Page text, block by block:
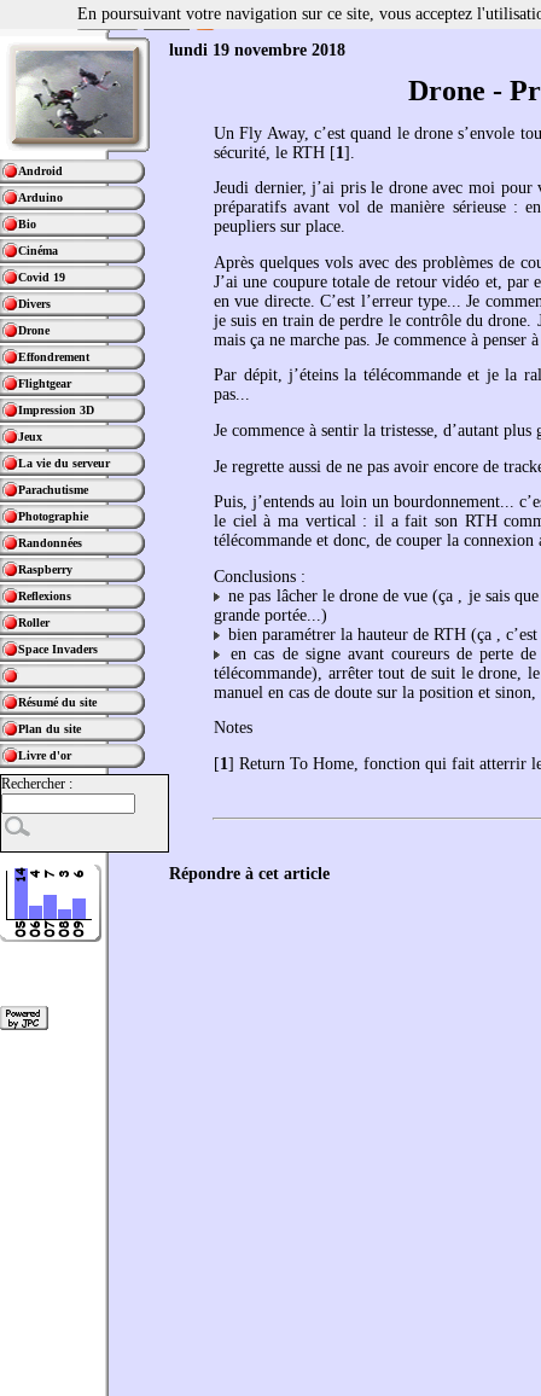
Android
Arduino
Bio
Cinéma
Covid 19
Divers
Drone
Effondrement
Flightgear
Impression 3D
Jeux
La vie du serveur
Parachutisme
Photographie
Randonnées
Raspberry
Reflexions
Roller
Space Invaders
Résumé du site
Plan du site
Livre d'or
Rechercher :
lundi 19 novembre 2018
Drone -
Un Fly Away, c’est quand le drone s’envole
sécurité, le RTH [1]
Jeudi dernier, j’ai pris le drone avec moi
préparatifs avant vol de manière sérieuse :
peupliers sur place.
Après quelques vols avec des problèmes de
J’ai une coupure totale de retour vidéo et, par
en vue directe. C’est l’erreur type... Je
je suis en train de perdre le contrôle du drone.
mais ça ne marche pas. Je commence à penser
Par dépit, j’éteins la télécommande et je la
pas...
Je commence à sentir la tristesse, d’autant plus
Je regrette aussi de ne pas avoir encore de
Puis, j’entends au loin un bourdonnement...
le ciel à ma vertical : il a fait son RTH
télécommande et donc, de couper la connexion
Conclusions :
ne pas lâcher le drone de vue (ça , je sais
grande portée...)
bien paramétrer la hauteur de RTH (ça ,
en cas de signe avant coureurs de perte
télécommande), arrêter tout de suit le drone,
manuel en cas de doute sur la position et
Notes
[1]Return To Home, fonction qui fait atterrir
Répondre à cet article
En poursuivant votre navigation sur ce site, vous acceptez